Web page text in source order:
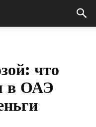
что
в ОАЭ